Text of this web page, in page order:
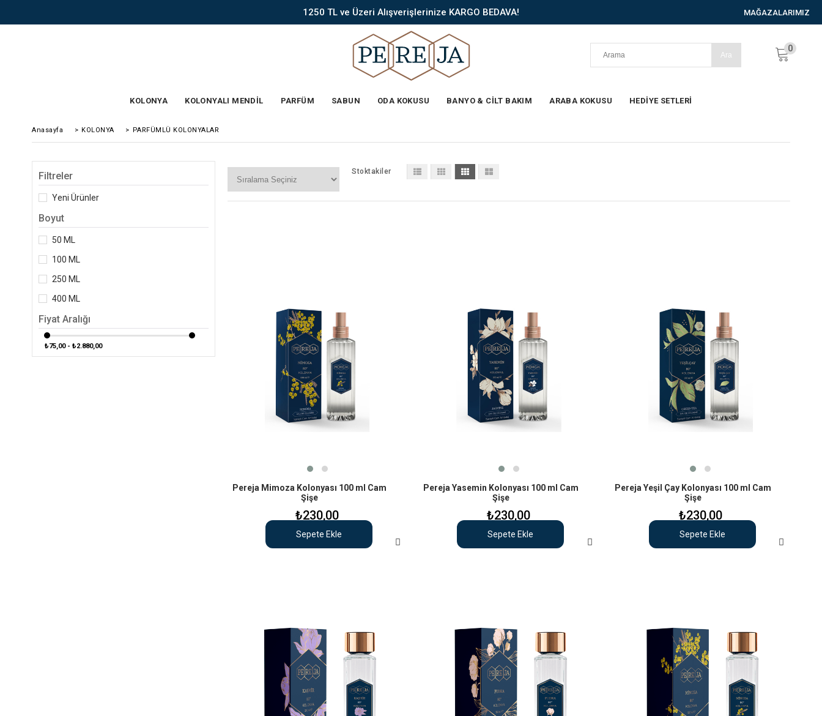
1250 TL ve Üzeri Alışverişlerinize KARGO BEDAVA! MAĞAZALARIMIZ
0
KOLONYA KOLONYALI MENDİL PARFÜM SABUN ODA KOKUSU BANYO & CİLT BAKIM ARABA KOKUSU HEDİYE SETLERİ
Anasayfa > KOLONYA > PARFÜMLÜ KOLONYALAR
Filtreler
Yeni Ürünler
Boyut
50 ML
100 ML
250 ML
400 ML
Fiyat Aralığı
₺75,00 - ₺2.880,00
Stoktakiler
Pereja Mimoza Kolonyası 100 ml Cam
Şişe
₺230,00
Sepete Ekle
Pereja Yasemin Kolonyası 100 ml Cam
Şişe
₺230,00
Sepete Ekle
Pereja Yeşil Çay Kolonyası 100 ml Cam
Şişe
₺230,00
Sepete Ekle